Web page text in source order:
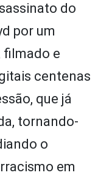
do
por um
filmado e
centenas
que já
tornando-
o
em